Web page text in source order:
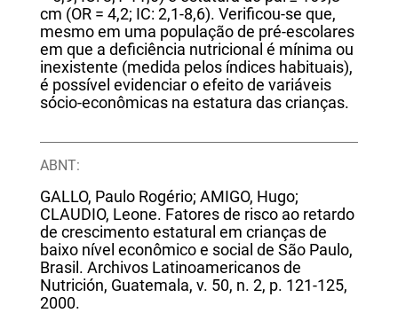
cm (OR = 4,2; IC: 2,1-8,6). Verificou-se que,
mesmo em uma população de pré-escolares
em que a deficiência nutricional é mínima ou
inexistente (medida pelos índices habituais),
é possível evidenciar o efeito de variáveis
sócio-econômicas na estatura das crianças.
ABNT:
GALLO, Paulo Rogério; AMIGO, Hugo;
CLAUDIO, Leone. Fatores de risco ao retardo
de crescimento estatural em crianças de
baixo nível econômico e social de São Paulo,
Brasil. Archivos Latinoamericanos de
Nutrición, Guatemala, v. 50, n. 2, p. 121-125,
2000.